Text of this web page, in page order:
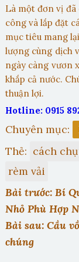
Là một đơn vị
công và lắp đặt
mục tiêu mang
lượng cùng dịch
ngày càng vươn
khắp cả nước.
thuận lợi.
Hotline: 0915
Chuyên mục:
Thẻ: cách
rèm vải
Bài trước: Bí
Nhỏ Phù Hợp
Bài sau: Cầu
chúng